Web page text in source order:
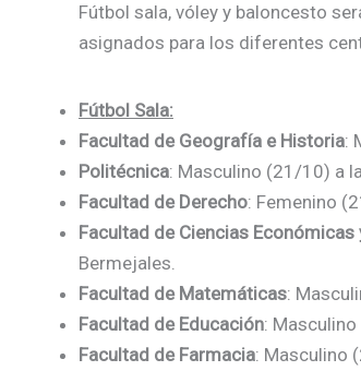
Fútbol sala, vóley y baloncesto
asignados para los diferentes
Fútbol Sala:
Facultad de Geografía e Historia:
Politécnica: Masculino (21/10) a
Facultad de Derecho: Femenino
Facultad de Ciencias Económicas
Bermejales.
Facultad de Matemáticas:
Facultad de Educación:
Facultad de Farmacia: Masculino